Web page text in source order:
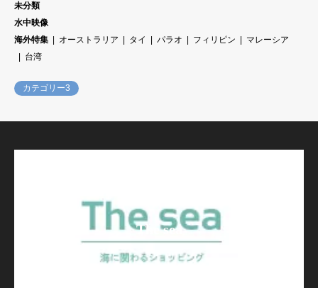
未分類
水中映像
海外特集
オーストラリア タイ パラオ フィリピン
マレーシア
台湾
カテゴリー3
The sea